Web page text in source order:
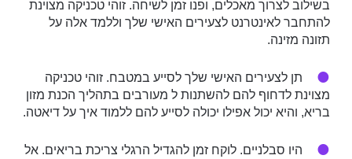
בשילוב לצרוך מאכלים, ופנו זמן לשיחה. זוהי טכניקה מצוינת
להתחבר לאינטרנט לצעירים האישי שלך וללמד אלה על
תזונה מזינה.
תן לצעירים האישי שלך לסייע במטבח. זוהי טכניקה
מצוינת לדחוף להם להשתנות ל מעורבים בתהליך הכנת מזון
בריא, והיא יכול אפילו יכולה לסייע להם ללמוד איך על דיאטה.
היו סבלניים. לוקח זמן להגדיל הרגלי צריכת בריאים. אל